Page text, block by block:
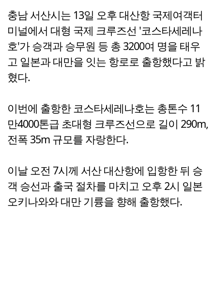
충남 서산시는 13일 오후 대산항 국제여객터
미널에서 대형 국제 크루즈선 '코스타세레나
호'가 승객과 승무원 등 총 3200여 명을 태우
고 일본과 대만을 잇는 항로로 출항했다고 밝
혔다.
이번에 출항한 코스타세레나호는 총톤수 11
만4000톤급 초대형 크루즈선으로 길이 290m,
전폭 35m 규모를 자랑한다.
이날 오전 7시께 서산 대산항에 입항한 뒤 승
객 승선과 출국 절차를 마치고 오후 2시 일본
오키나와와 대만 기륭을 향해 출항했다.